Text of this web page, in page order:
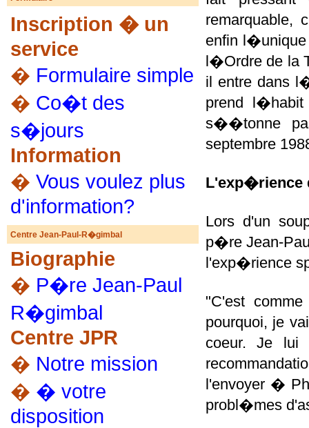
Inscription � un
service
� Formulaire simple
� Co�t des
s�jours
Information
� Vous voulez plus
d'information?
Centre Jean-Paul-R�gimbal
Biographie
� P�re Jean-Paul
R�gimbal
Centre JPR
� Notre mission
� � votre
disposition
enfin
l�Ordre de la
il entre dans
prend
s��tonne
septembre
L'exp�rience
Lors d'un
p�re Jean-
l'exp�rience
"C'est
pourquoi, je
coeur. Je lui
l'envoyer �
probl�mes